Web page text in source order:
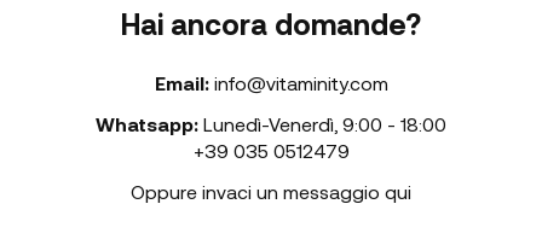
Hai ancora domande?
Email: info@vitaminity.com
Whatsapp: Lunedì-Venerdì 9:00 - 18:00
+39 035 0512479
Oppure invaci un messaggio qui